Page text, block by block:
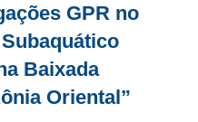
GPR no
Baixada
Oriental”